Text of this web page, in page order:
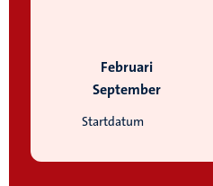
Startdatum
Februari
September